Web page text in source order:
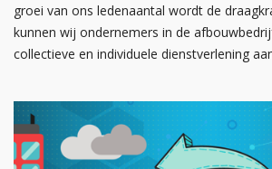
groei van ons ledenaantal wordt de
kunnen wij ondernemers in de
collectieve en individuele dienstverlening